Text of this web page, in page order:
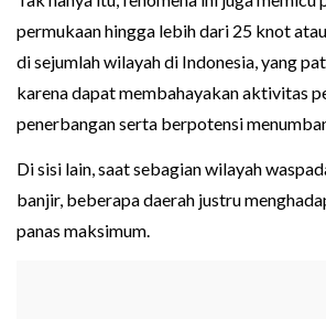
permukaan hingga lebih dari 25 knot
di sejumlah wilayah di Indonesia, yang
karena dapat membahayakan aktivitas
penerbangan serta berpotensi
Di sisi lain, saat sebagian wilayah
banjir, beberapa daerah justru
panas maksimum.